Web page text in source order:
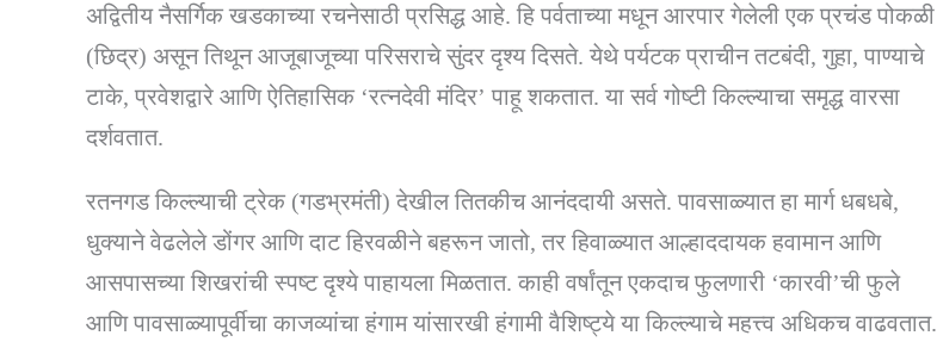
अद्वितीय नैसर्गिक खडकाच्या रचनेसाठी प्रसिद्ध आहे. हि पर्वताच्या मधून आरपार गेलेली एक प्रचंड पोकळी
(छिद्र) असून तिथून आजूबाजूच्या परिसराचे सुंदर दृश्य दिसते. येथे पर्यटक प्राचीन तटबंदी, गुहा, पाण्याचे
टाके, प्रवेशद्वारे आणि ऐतिहासिक ‘रत्नदेवी मंदिर’ पाहू शकतात. या सर्व गोष्टी किल्ल्याचा समृद्ध वारसा
दर्शवतात.
रतनगड किल्ल्याची ट्रेक (गडभ्रमंती) देखील तितकीच आनंददायी असते. पावसाळ्यात हा मार्ग धबधबे,
धुक्याने वेढलेले डोंगर आणि दाट हिरवळीने बहरून जातो, तर हिवाळ्यात आल्हाददायक हवामान आणि
आसपासच्या शिखरांची स्पष्ट दृश्ये पाहायला मिळतात. काही वर्षांतून एकदाच फुलणारी ‘कारवी’ची फुले
आणि पावसाळ्यापूर्वीचा काजव्यांचा हंगाम यांसारखी हंगामी वैशिष्ट्ये या किल्ल्याचे महत्त्व अधिकच वाढवतात.